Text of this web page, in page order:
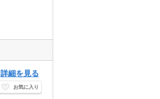
詳細を見る
お気に入り